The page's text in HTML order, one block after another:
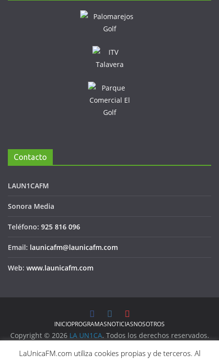
Contacto
LAUN1CAFM
Sonora Media
Teléfono: 925 816 096
Email: launicafm@launicafm.com
Web: www.launicafm.com
INICIOPROGRAMASNOTICIASNOSOTROS
Copyright © 2026 LA UN1CA. Todos los derechos reservados.
LaUnicaFM.com utiliza cookies propias y de terceros. Al